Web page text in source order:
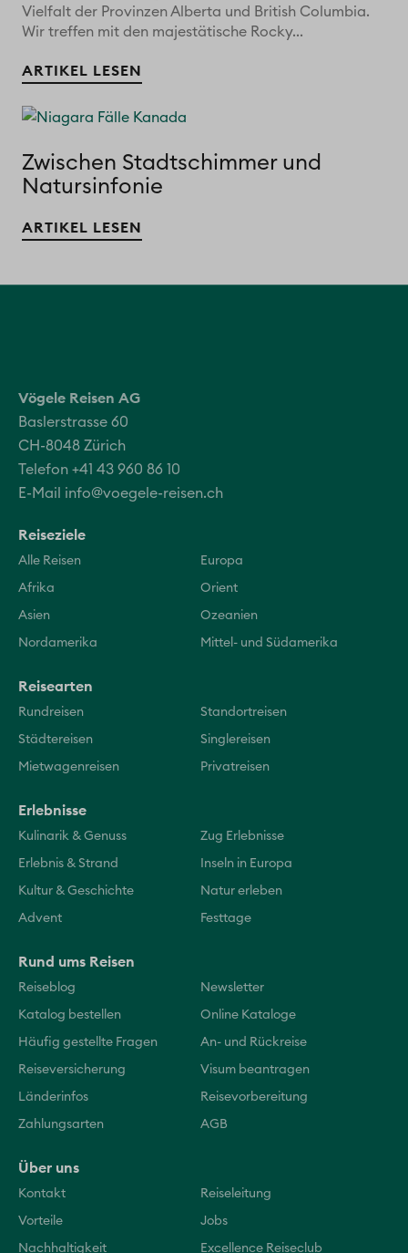
Vielfalt der Provinzen Alberta und British Columbia.
Wir treffen mit den majestätische Rocky...
ARTIKEL LESEN
Zwischen Stadtschimmer und
Natursinfonie
ARTIKEL LESEN
Vögele Reisen AG
Baslerstrasse 60
CH-8048 Zürich
Telefon +41 43 960 86 10
E-Mail info@voegele-reisen.ch
Reiseziele
Alle Reisen Europa
Afrika Orient
Asien Ozeanien
Nordamerika Mittel- und Südamerika
Reisearten
Rundreisen Standortreisen
Städtereisen Singlereisen
Mietwagenreisen Privatreisen
Erlebnisse
Kulinarik & Genuss Zug Erlebnisse
Erlebnis & Strand Inseln in Europa
Kultur & Geschichte Natur erleben
Advent Festtage
Rund ums Reisen
Reiseblog Newsletter
Katalog bestellen Online Kataloge
Häufig gestellte Fragen An- und Rückreise
Reiseversicherung Visum beantragen
Länderinfos Reisevorbereitung
Zahlungsarten AGB
Über uns
Kontakt Reiseleitung
Vorteile Jobs
Nachhaltigkeit Excellence Reiseclub